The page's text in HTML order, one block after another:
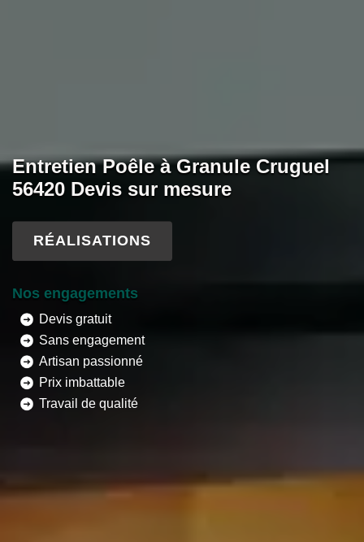
Entretien Poêle à Granule Cruguel
56420 Devis sur mesure
RÉALISATIONS
Nos engagements
Devis gratuit
Sans engagement
Artisan passionné
Prix imbattable
Travail de qualité